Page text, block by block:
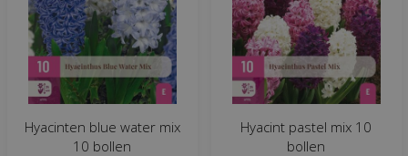
Hyacinten blue water mix
10 bollen
Hyacint pastel mix 10
bollen